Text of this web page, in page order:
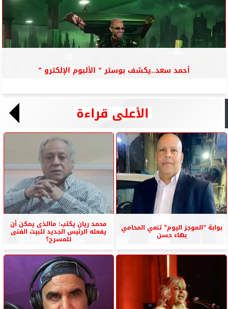
أحمد سعد..يكشف بوستر ” الألبوم الإلكترو ”
الأعلى قراءة
بوابة ”الموجز اليوم” تنعي المحامي
بهاء حسن
محمد ريان يكتب: ماالذى يمكن أن
يفعله الرئيس الجديد للبيت الفنى
للمسرح؟